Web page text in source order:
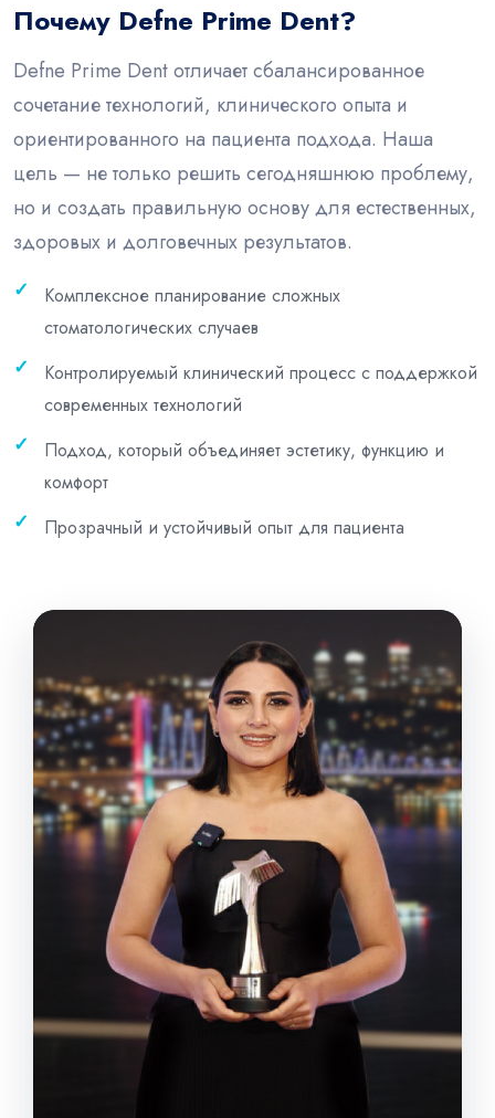
Почему Defne Prime Dent?
Defne Prime Dent отличает сбалансированное
сочетание технологий, клинического опыта и
ориентированного на пациента подхода. Наша
цель — не только решить сегодняшнюю проблему,
но и создать правильную основу для естественных,
здоровых и долговечных результатов.
Комплексное планирование сложных
стоматологических случаев
Контролируемый клинический процесс с поддержкой
современных технологий
Подход, который объединяет эстетику, функцию и
комфорт
Прозрачный и устойчивый опыт для пациента